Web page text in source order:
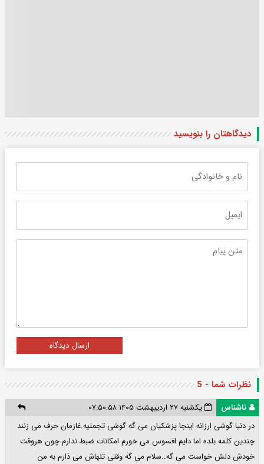
دیدگاهتان را بنویسید
ارسال دیدگاه
نظرات شما - 5
ناشناس
یکشنبه ۲۷ اردیبهشت ۱۴۰۵ ۰۷:۵۰:۵۸
در دنیا گوشی ارزانه اینجا پزشکیان می گه گوشی تجملیه.غازمان حرف می زنند
چندین کلمه بلده اما دایم افسوس می خورم امکانات ضبط ندارم چون هروقت
خودش دلش خواست می گه..سلام می گه وقتی تنهاش می ذارم به من